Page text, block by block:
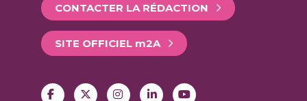
CONTACTER LA RÉDACTION
SITE OFFICIEL m2A